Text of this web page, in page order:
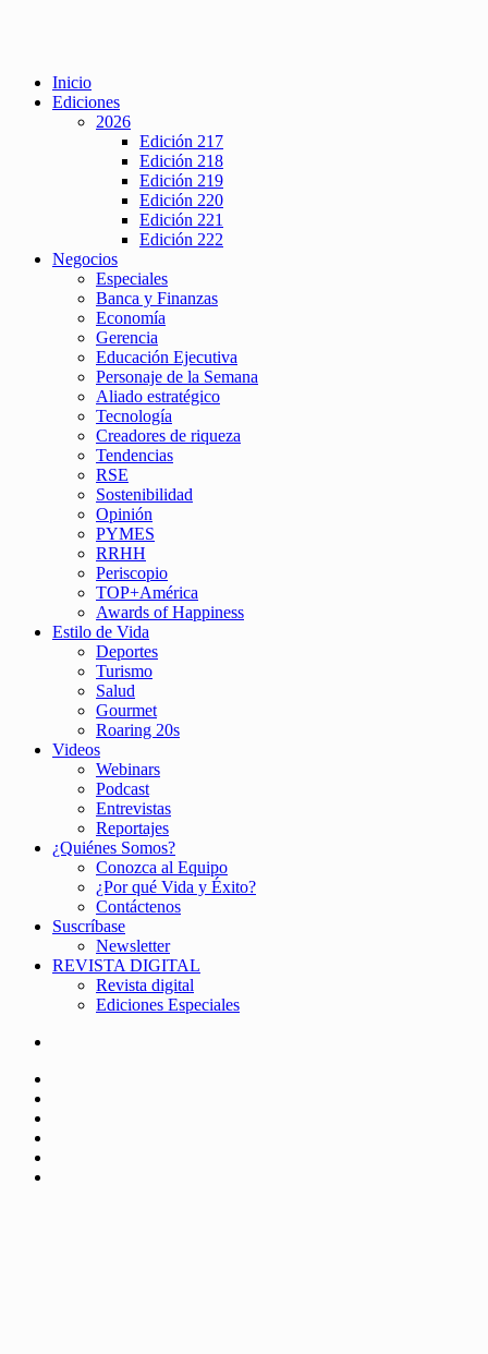
Inicio
Ediciones
2026
Edición 217
Edición 218
Edición 219
Edición 220
Edición 221
Edición 222
Negocios
Especiales
Banca y Finanzas
Economía
Gerencia
Educación Ejecutiva
Personaje de la Semana
Aliado estratégico
Tecnología
Creadores de riqueza
Tendencias
RSE
Sostenibilidad
Opinión
PYMES
RRHH
Periscopio
TOP+América
Awards of Happiness
Estilo de Vida
Deportes
Turismo
Salud
Gourmet
Roaring 20s
Videos
Webinars
Podcast
Entrevistas
Reportajes
¿Quiénes Somos?
Conozca al Equipo
¿Por qué Vida y Éxito?
Contáctenos
Suscríbase
Newsletter
REVISTA DIGITAL
Revista digital
Ediciones Especiales